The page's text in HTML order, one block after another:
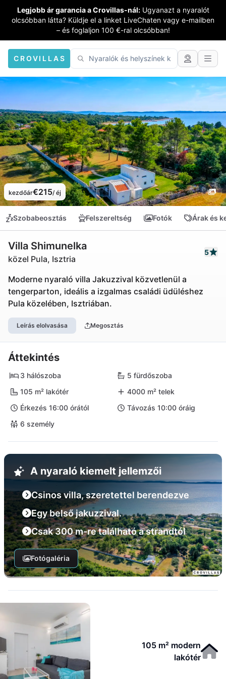
Legjobb ár garancia a Crovillas-nál: Ugyanazt a nyaralót
olcsóbban látta? Küldje el a linket LiveChaten vagy e-mailben
– és foglaljon 100 €-ral olcsóbban!
CROVILLAS
kezdőár€215/ éj
Szobabeosztás Felszereltség Fotók Árak és
Villa Shimunelka
közel Pula, Isztria
5
Moderne nyaraló villa Jakuzzival közvetlenül a
tengerparton, ideális a izgalmas családi üdüléshez
Pula közelében, Isztriában.
Leírás elolvasása Megosztás
Áttekintés
3 hálószoba
5 fürdőszoba
105 m² lakótér
4000 m² telek
Érkezés 16:00 órától
Távozás 10:00 óráig
6 személy
A nyaraló kiemelt jellemzői
Csinos villa, szeretettel berendezve
Egy belső jakuzzival.
Csak 300 m-re található a strandtól
Fotógaléria
105 m² modern
lakótér